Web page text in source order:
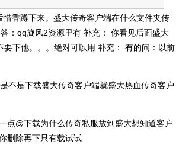
香蹲下来。盛大传奇客户端在什么文件夹传
：qq旋风2资源里有 补充： 你看见后面盛大
下他。。。绝对可以用 补充： 有的问：以前
不是下载盛大传奇客户端就盛大热血传奇客户
点@下载为什么传奇私服放到盛大想知道客户
删除再下只有载试试